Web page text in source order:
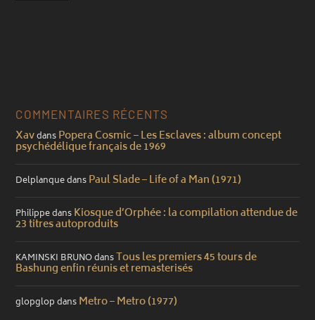
COMMENTAIRES RÉCENTS
XavdansPopera Cosmic – Les Esclaves : album concept
psychédélique français de 1969
DelplanquedansPaul Slade – Life of a Man (1971)
PhilippedansKiosque d’Orphée : la compilation attendue de
23 titres autoproduits
KAMINSKI BRUNOdansTous les premiers 45 tours de
Bashung enfin réunis et remasterisés
glopglopdansMetro – Metro (1977)